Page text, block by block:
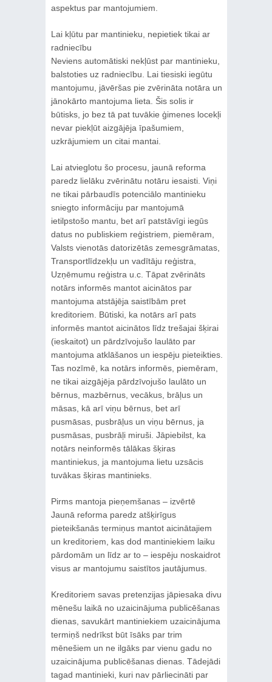
aspektus par mantojumiem.
Lai kļūtu par mantinieku, nepietiek tikai ar
radniecību
Neviens automātiski nekļūst par mantinieku,
balstoties uz radniecību. Lai tiesiski iegūtu
mantojumu, jāvēršas pie zvērināta notāra un
jānokārto mantojuma lieta. Šis solis ir
būtisks, jo bez tā pat tuvākie ģimenes locekļi
nevar piekļūt aizgājēja īpašumiem,
uzkrājumiem un citai mantai.
Lai atvieglotu šo procesu, jaunā reforma
paredz lielāku zvērinātu notāru iesaisti. Viņi
ne tikai pārbaudīs potenciālo mantinieku
sniegto informāciju par mantojumā
ietilpstošo mantu, bet arī patstāvīgi iegūs
datus no publiskiem reģistriem, piemēram,
Valsts vienotās datorizētās zemesgrāmatas,
Transportlīdzekļu un vadītāju reģistra,
Uzņēmumu reģistra u.c. Tāpat zvērināts
notārs informēs mantot aicinātos par
mantojuma atstājēja saistībām pret
kreditoriem. Būtiski, ka notārs arī pats
informēs mantot aicinātos līdz trešajai šķirai
(ieskaitot) un pārdzīvojušo laulāto par
mantojuma atklāšanos un iespēju pieteikties.
Tas nozīmē, ka notārs informēs, piemēram,
ne tikai aizgājēja pārdzīvojušo laulāto un
bērnus, mazbērnus, vecākus, brāļus un
māsas, kā arī viņu bērnus, bet arī
pusmāsas, pusbrāļus un viņu bērnus, ja
pusmāsas, pusbrāļi miruši. Jāpiebilst, ka
notārs neinformēs tālākas šķiras
mantiniekus, ja mantojuma lietu uzsācis
tuvākas šķiras mantinieks.
Pirms mantoja pieņemšanas – izvērtē
Jaunā reforma paredz atšķirīgus
pieteikšanās termiņus mantot aicinātajiem
un kreditoriem, kas dod mantiniekiem laiku
pārdomām un līdz ar to – iespēju noskaidrot
visus ar mantojumu saistītos jautājumus.
Kreditoriem savas pretenzijas jāpiesaka divu
mēnešu laikā no uzaicinājuma publicēšanas
dienas, savukārt mantiniekiem uzaicinājuma
termiņš nedrīkst būt īsāks par trim
mēnešiem un ne ilgāks par vienu gadu no
uzaicinājuma publicēšanas dienas. Tādejādi
tagad mantinieki, kuri nav pārliecināti par